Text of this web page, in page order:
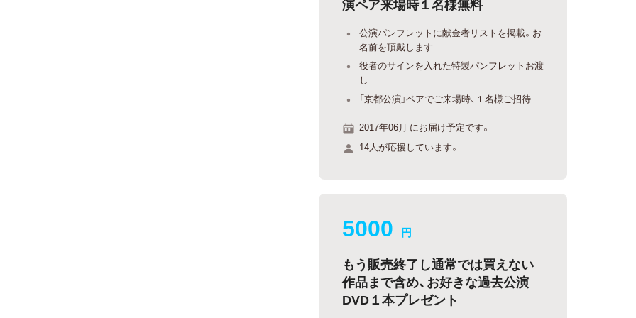
公演パンフレットに献金者リストを掲載。お
名前を頂戴します
役者のサインを入れた特製パンフレットお渡
し
「京都公演」ペアでご来場時、１名様ご招待
2017年06月 にお届け予定です。
14人が応援しています。
5000 円
もう販売終了し通常では買えない
作品まで含め、お好きな過去公演
DVD１本プレゼント